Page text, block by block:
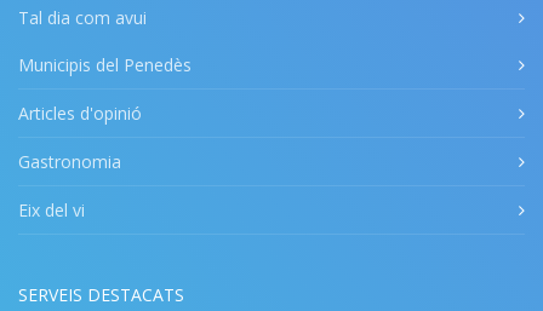
Tal dia com avui
Municipis del Penedès
Articles d'opinió
Gastronomia
Eix del vi
SERVEIS DESTACATS